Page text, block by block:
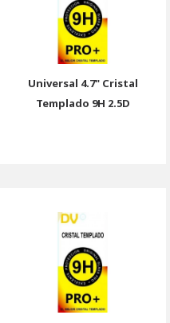
Universal 4.7" Cristal
Templado 9H 2.5D